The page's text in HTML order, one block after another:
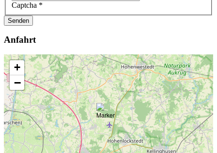
Captcha *
Senden
Anfahrt
+
−